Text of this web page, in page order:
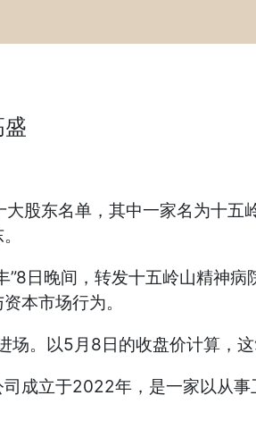
股东名单，其中一家名为十
日晚间，转发十五岭山精神
本市场行为。
。以5月8日的收盘价计算，
成立于2022年，是一家以从